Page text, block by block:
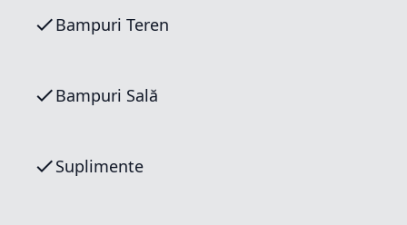
Bampuri Teren
Bampuri Sală
Suplimente